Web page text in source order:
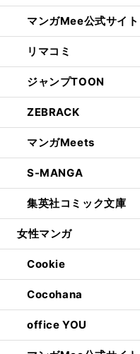
マンガMee公式サイト
リマコミ
ジャンプTOON
ZEBRACK
マンガMeets
S-MANGA
集英社コミック文庫
女性マンガ
Cookie
Cocohana
office YOU